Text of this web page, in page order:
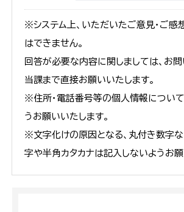
※システム上、いただいたご意見・ご感
はできません。
回答が必要な内容に関しましては、お
当課まで直接お願いいたします。
※住所・電話番号等の個人情報につい
うお願いいたします。
※文字化けの原因となる、丸付き数字
字や半角カタカナは記入しないようお願